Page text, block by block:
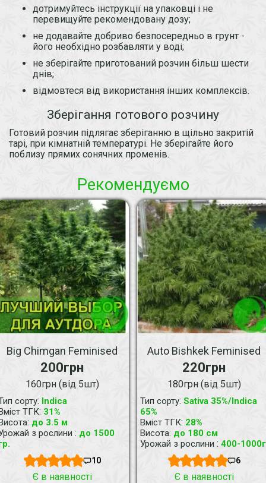
дотримуйтесь інструкції на упаковці і не
перевищуйте рекомендовану дозу;
не додавайте добриво безпосередньо в грунт -
його необхідно розбавляти у воді;
не зберігайте приготований розчин більш шести
днів;
відмовтеся від використання інших комплексів.
Зберігання готового розчину
Готовий розчин підлягає зберіганню в щільно закритій
тарі, при кімнатній температурі. Не зберігайте його
поблизу прямих сонячних променів.
Рекомендуємо
Big Chimgan Feminised
200грн
160грн (від 5шт)
сорту: Indica
ТГК: 31%
: до 3.5 м
з рослини : до 1500
10
Є в наявності
Auto Bishkek Feminised
220грн
180грн (від 5шт)
Тип сорту: Sativa 35%/Indica
65%
Вміст ТГК: 28%
Висота: до 180 см
Урожай з рослини : 400-1000г
6
Є в наявності